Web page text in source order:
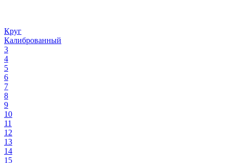
Круг
Калиброванный
3
4
5
6
7
8
9
10
11
12
13
14
15